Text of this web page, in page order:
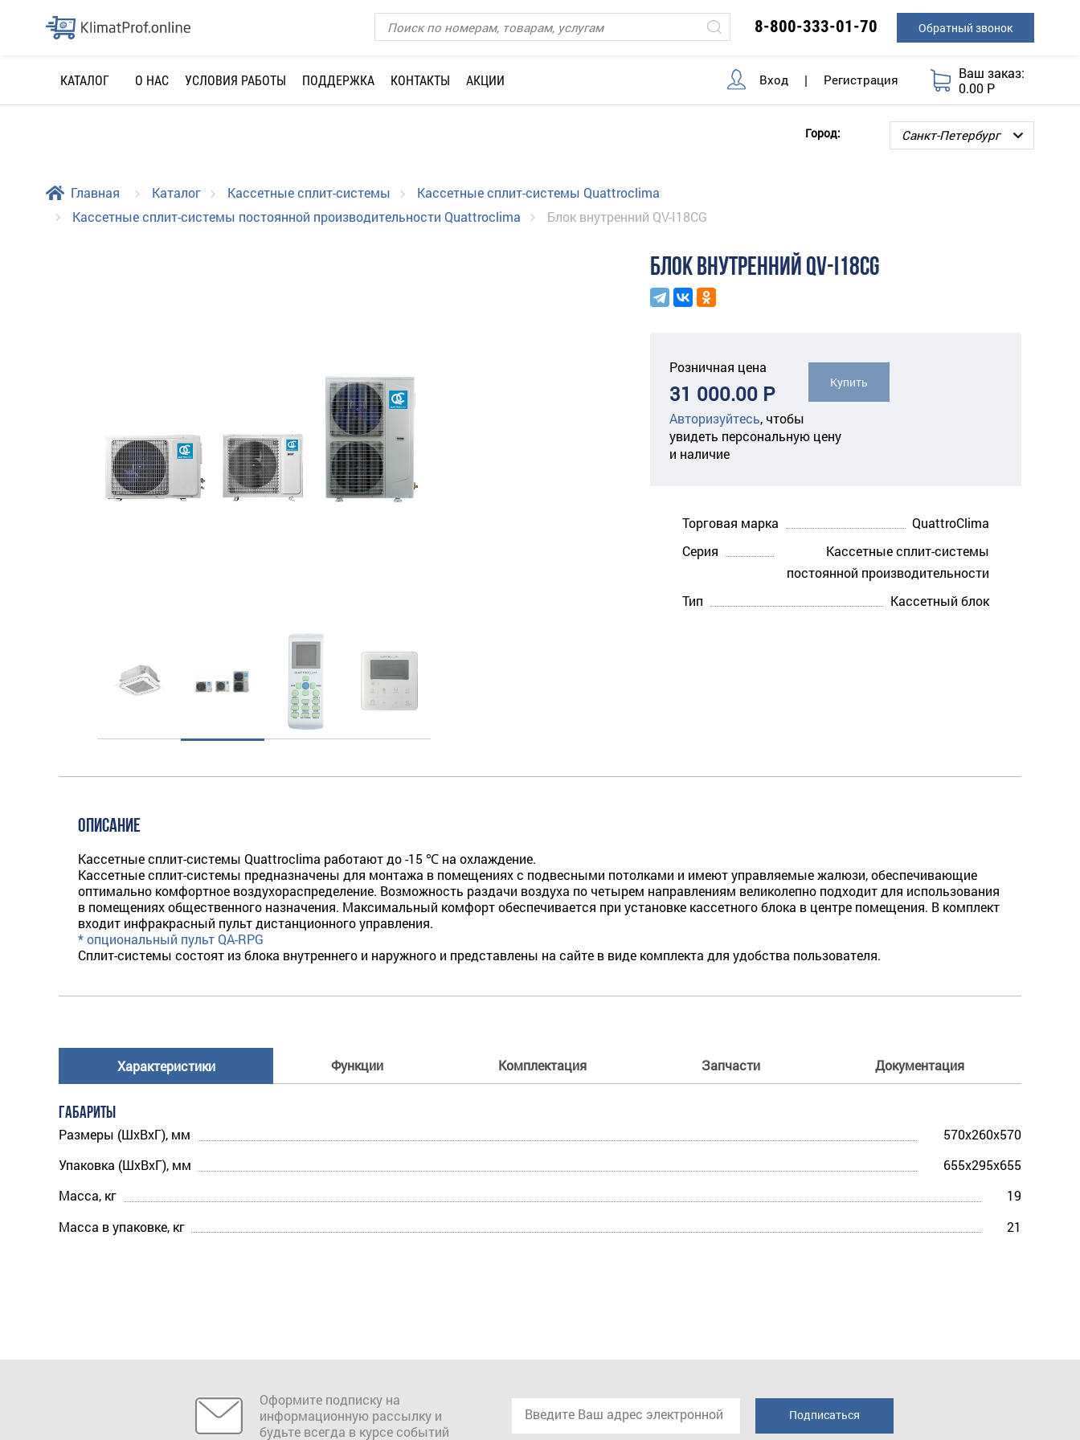
8-800-333-01-70 Обратный звонок
КАТАЛОГ О НАС УСЛОВИЯ РАБОТЫ ПОДДЕРЖКА КОНТАКТЫ АКЦИИ Вход | Регистрация
Ваш заказ:
0.00 Р
Город:
Главная Каталог Кассетные сплит-системы
Кассетные сплит-системы Quattroclima
Кассетные сплит-системы постоянной производительности Quattroclima
Блок внутренний QV-I18CG
БЛОК ВНУТРЕННИЙ QV-I18CG
Розничная цена
31 000.00 Р
Авторизуйтесь, чтобы
увидеть персональную цену
и наличие
Купить
Торговая марка
QuattroClima
Серия
Кассетные сплит-системы
постоянной производительности
Тип
Кассетный блок
ОПИСАНИЕ
Кассетные сплит-системы Quattroclima работают до -15 ℃ на охлаждение.
Кассетные сплит-системы предназначены для монтажа в помещениях с подвесными потолками и имеют управляемые жалюзи, обеспечивающие
оптимально комфортное воздухораспределение. Возможность раздачи воздуха по четырем направлениям великолепно подходит для использования
в помещениях общественного назначения. Максимальный комфорт обеспечивается при установке кассетного блока в центре помещения. В комплект
входит инфракрасный пульт дистанционного управления.
* опциональный пульт QA-RPG
Сплит-системы состоят из блока внутреннего и наружного и представлены на сайте в виде комплекта для удобства пользователя.
Характеристики Функции Комплектация Запчасти Документация
ГАБАРИТЫ
Размеры (ШхВхГ), мм
570x260x570
Упаковка (ШхВхГ), мм
655x295x655
Масса, кг
19
Масса в упаковке, кг
21
Оформите подписку на
информационную рассылку и
будьте всегда в курсе событий